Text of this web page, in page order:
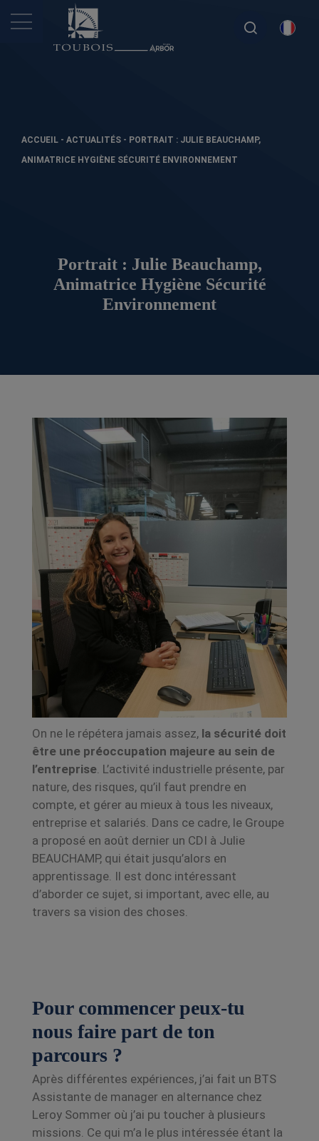
ACCUEIL - ACTUALITÉS - PORTRAIT : JULIE BEAUCHAMP,
ANIMATRICE HYGIÈNE SÉCURITÉ ENVIRONNEMENT
Portrait : Julie Beauchamp,
Animatrice Hygiène Sécurité
Environnement
On ne le répétera jamais assez, la sécurité doit
être une préoccupation majeure au sein de
l’entreprise. L’activité industrielle présente, par
nature, des risques, qu’il faut prendre en
compte, et gérer au mieux à tous les niveaux,
entreprise et salariés. Dans ce cadre, le Groupe
a proposé en août dernier un CDI à Julie
BEAUCHAMP, qui était jusqu’alors en
apprentissage. Il est donc intéressant
d’aborder ce sujet, si important, avec elle, au
travers sa vision des choses.
Pour commencer peux-tu
nous faire part de ton
parcours ?
Après différentes expériences, j’ai fait un BTS
Assistante de manager en alternance chez
Leroy Sommer où j’ai pu toucher à plusieurs
missions. Ce qui m’a le plus intéressée étant la